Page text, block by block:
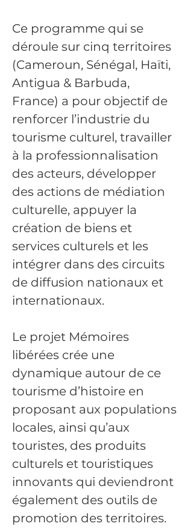
Ce programme qui se
déroule sur cinq territoires
(Cameroun, Sénégal, Haïti,
Antigua & Barbuda,
France) a pour objectif de
renforcer l’industrie du
tourisme culturel, travailler
à la professionnalisation
des acteurs, développer
des actions de médiation
culturelle, appuyer la
création de biens et
services culturels et les
intégrer dans des circuits
de diffusion nationaux et
internationaux.
Le projet Mémoires
libérées crée une
dynamique autour de ce
tourisme d’histoire en
proposant aux populations
locales, ainsi qu’aux
touristes, des produits
culturels et touristiques
innovants qui deviendront
également des outils de
promotion des territoires.